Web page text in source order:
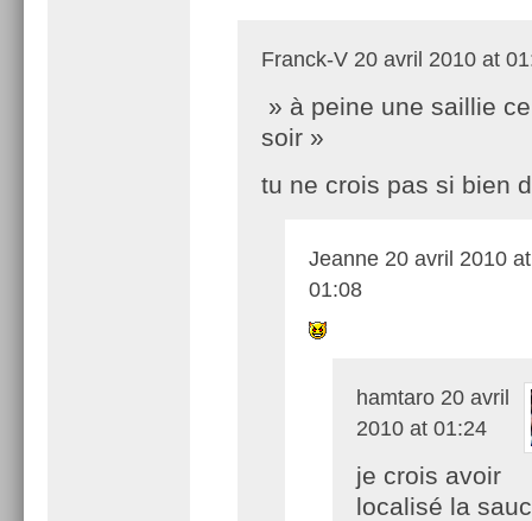
Franck-V 20 avril 2010 at
» à peine une saillie ce
soir »
tu ne crois pas si bien
Jeanne 20 avril 2010 at
01:08
hamtaro 20 avril
2010 at 01:24
je crois avoir
localisé la